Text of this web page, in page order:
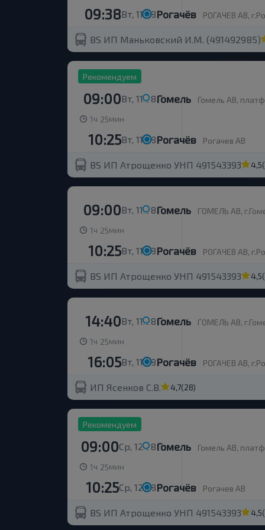
Вт, 11.08
09:38 Рогачёв РОГАЧЕВ АВ,
BS ИП Маньковский И.М. (491492985)
Рекомендуем
Вт, 11.08
09:00 Гомель
Гомель АВ,
1ч 25мин
Вт, 11.08
10:25 Рогачёв Рогачев АВ
BS ИП Атрощенко УНП 491543393 4,5
Вт, 11.08
09:00 Гомель
ГОМЕЛЬ АВ,
1ч 25мин
Вт, 11.08
10:25 Рогачёв РОГАЧЕВ АВ,
BS ИП Атрощенко УНП 491543393 4,5
Вт, 11.08
14:40 Гомель
ГОМЕЛЬ АВ,
1ч 25мин
Вт, 11.08
16:05 Рогачёв РОГАЧЕВ АВ,
ИП Ясенков С.В. 4,7(28)
Рекомендуем
Ср, 12.08
09:00 Гомель
Гомель АВ,
1ч 25мин
Ср, 12.08
10:25 Рогачёв Рогачев АВ
BS ИП Атрощенко УНП 491543393 4,5